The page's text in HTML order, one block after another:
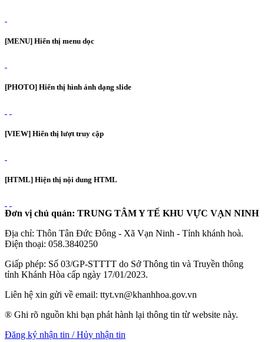
[MENU] Hiển thị menu dọc
[PHOTO] Hiển thị hình ảnh dạng slide
[VIEW] Hiển thị lượt truy cập
[HTML] Hiện thị nội dung HTML
Đơn vị chủ quản: TRUNG TÂM Y TẾ KHU VỰC VẠN NINH
Địa chỉ: Thôn Tân Đức Đông - Xã Vạn Ninh - Tỉnh khánh hoà.
Điện thoại: 058.3840250
Giấp phép: Số 03/GP-STTTT do Sở Thông tin và Truyền thông
tỉnh Khánh Hòa cấp ngày 17/01/2023.
Liên hệ xin gửi về email: ttyt.vn@khanhhoa.gov.vn
® Ghi rõ nguồn khi bạn phát hành lại thông tin từ website này.
Đăng ký nhận tin / Hủy nhận tin